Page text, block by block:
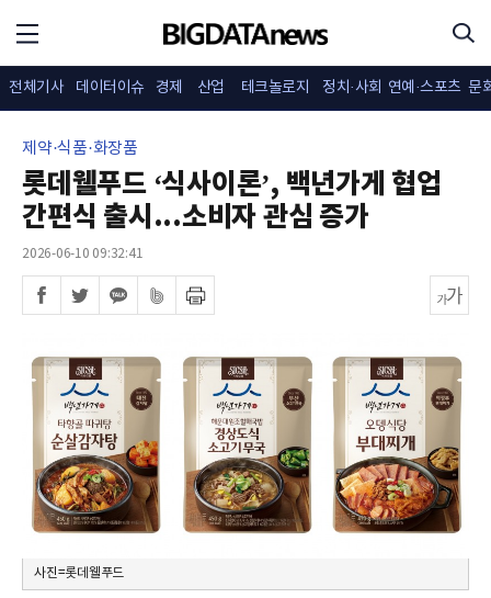
전체기사 데이터이슈 경제 산업 테크놀로지 정치·사회 연예·스포츠 문
제약·식품·화장품
롯데웰푸드 ‘식사이론’, 백년가게 협업
간편식 출시...소비자 관심 증가
2026-06-10 09:32:41
사진=롯데웰푸드